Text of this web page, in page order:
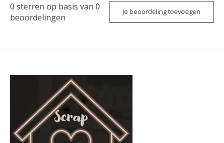
0 sterren op basis van 0
beoordelingen
Je beoordeling toevoegen